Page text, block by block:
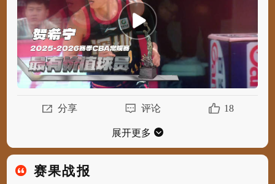
部
分享 评论 18
展开更多
赛果战报